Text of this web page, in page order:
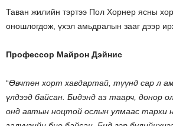
Таван жилийн тэртээ Пол Хорнер ясны
оношлогдож, үхэл амьдралын зааг дээр
Профессор Майрон Дэйнис
“Өвчтөн хорт хавдартай, түүнд сар л
үлдээд байсан. Бидэнд аз таарч, донор
онд автын ноцтой ослын улмаас тархи